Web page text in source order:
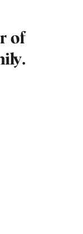
of